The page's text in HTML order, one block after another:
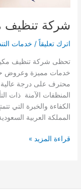
شركة تنظيف
اترك تعليقاً / خدمات
تحظى شركة تنظيف
خدمات مميزة وعروض
محترف على درجة عالية
المنظفات الآمنة ذات
الكفاءة والخبرة التي
المملكة العربية
شركة
قراءة المزيد »